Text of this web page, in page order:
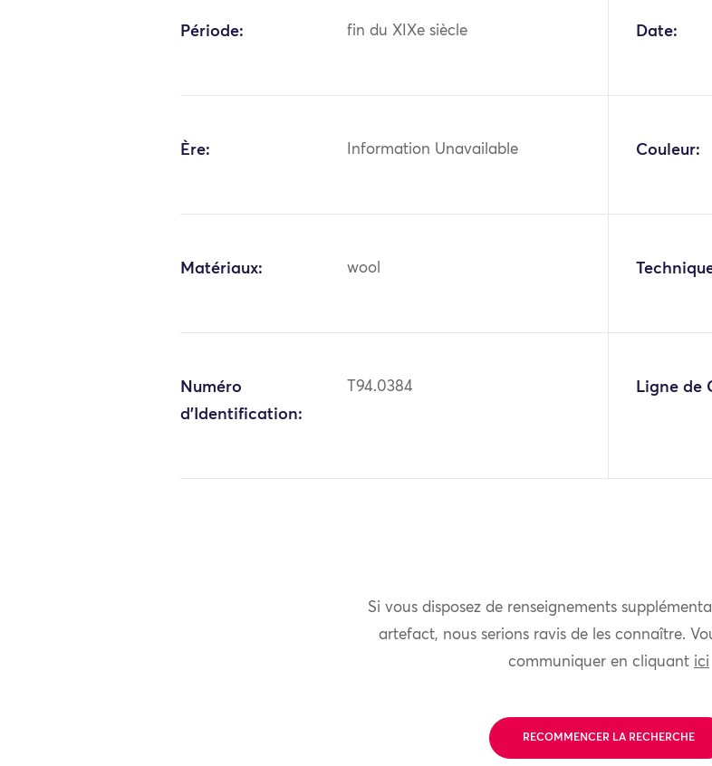
Période: fin du XIXe siècle Date:
Ère: Information Unavailable Couleur:
Matériaux: wool
Numéro
d'Identification:
T94.0384 Ligne de
Si vous disposez de renseignements
artefact, nous serions ravis de les connaître.
communiquer en cliquant ici
RECOMMENCER LA RECHERCHE